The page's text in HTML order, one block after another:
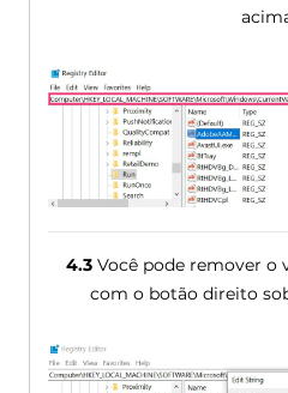
4.3Você pode remover o
com o botão direito